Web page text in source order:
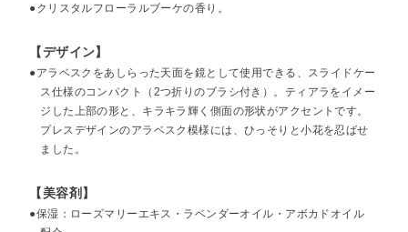
●クリスタルフローラルブーケの香り。
【デザイン】
●アラベスクをあしらった天面を鏡として使用できる、スライドケー
ス仕様のコンパクト（2つ折りのブラシ付き）。ティアラをイメー
ジした上部の形と、キラキラ輝く側面の形状がアクセントです。
プレスデザインのアラベスク模様には、ひっそりと小花を忍ばせ
ました。
【美容剤】
●保湿：ローズマリーエキス・ラベンダーオイル・アボカドオイル